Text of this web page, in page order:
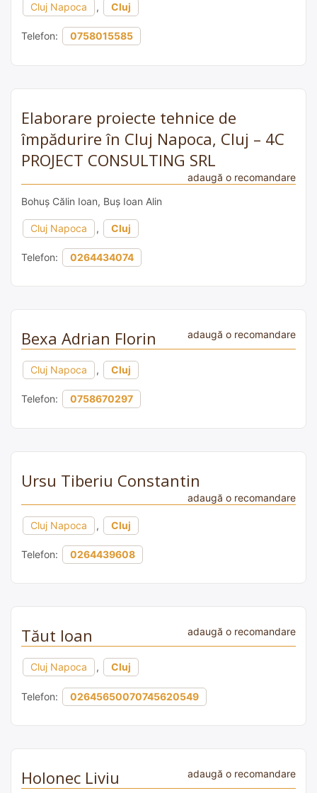
Cluj Napoca , Cluj
Telefon: 0758015585
Elaborare proiecte tehnice de
împădurire în Cluj Napoca, Cluj – 4C
PROJECT CONSULTING SRL
adaugă o recomandare
Bohuș Călin Ioan, Buș Ioan Alin
Cluj Napoca , Cluj
Telefon: 0264434074
Bexa Adrian Florin adaugă o recomandare
Cluj Napoca , Cluj
Telefon: 0758670297
Ursu Tiberiu Constantin
adaugă o recomandare
Cluj Napoca , Cluj
Telefon: 0264439608
Tăut Ioan adaugă o recomandare
Cluj Napoca , Cluj
Telefon: 02645650070745620549
Holonec Liviu adaugă o recomandare